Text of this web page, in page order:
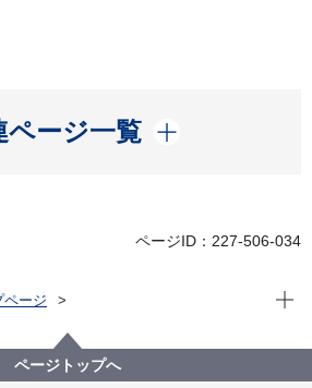
ページ一覧
開く
ページID：227-506-034
ページ
市民局
カードの読み取りができない場合はどう
すか
現在
ページトップへ